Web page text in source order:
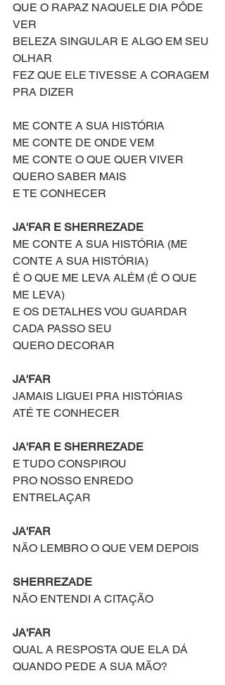
QUE O RAPAZ NAQUELE DIA PÔDE
VER
BELEZA SINGULAR E ALGO EM SEU
OLHAR
FEZ QUE ELE TIVESSE A CORAGEM
PRA DIZER
ME CONTE A SUA HISTÓRIA
ME CONTE DE ONDE VEM
ME CONTE O QUE QUER VIVER
QUERO SABER MAIS
E TE CONHECER
JA'FAR E SHERREZADE
ME CONTE A SUA HISTÓRIA (ME
CONTE A SUA HISTÓRIA)
É O QUE ME LEVA ALÉM (É O QUE
ME LEVA)
E OS DETALHES VOU GUARDAR
CADA PASSO SEU
QUERO DECORAR
JA'FAR
JAMAIS LIGUEI PRA HISTÓRIAS
ATÉ TE CONHECER
JA'FAR E SHERREZADE
E TUDO CONSPIROU
PRO NOSSO ENREDO
ENTRELAÇAR
JA'FAR
NÃO LEMBRO O QUE VEM DEPOIS
SHERREZADE
NÃO ENTENDI A CITAÇÃO
JA'FAR
QUAL A RESPOSTA QUE ELA DÁ
QUANDO PEDE A SUA MÃO?